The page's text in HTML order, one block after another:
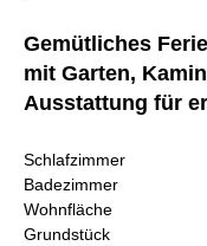
Gemütliches
mit Garten,
Ausstattung für
Schlafzimmer
Badezimmer
Wohnfläche
Grundstück